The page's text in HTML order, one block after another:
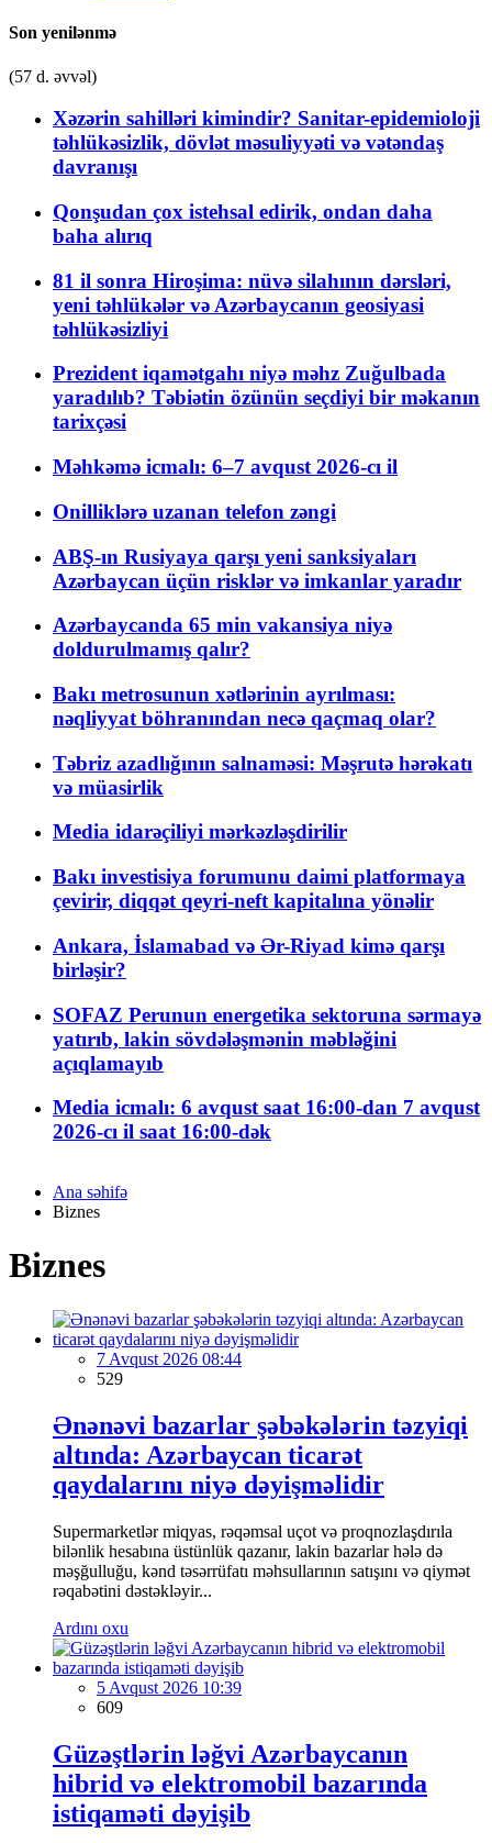
Son yenilənmə
(57 d. əvvəl)
Xəzərin sahilləri kimindir? Sanitar-epidemioloji
təhlükəsizlik, dövlət məsuliyyəti və vətəndaş
davranışı
Qonşudan çox istehsal edirik, ondan daha
baha alırıq
81 il sonra Hiroşima: nüvə silahının dərsləri,
yeni təhlükələr və Azərbaycanın geosiyasi
təhlükəsizliyi
Prezident iqamətgahı niyə məhz Zuğulbada
yaradılıb? Təbiətin özünün seçdiyi bir məkanın
tarixçəsi
Məhkəmə icmalı: 6–7 avqust 2026-cı il
Onilliklərə uzanan telefon zəngi
ABŞ-ın Rusiyaya qarşı yeni sanksiyaları
Azərbaycan üçün risklər və imkanlar yaradır
Azərbaycanda 65 min vakansiya niyə
doldurulmamış qalır?
Bakı metrosunun xətlərinin ayrılması:
nəqliyyat böhranından necə qaçmaq olar?
Təbriz azadlığının salnaməsi: Məşrutə hərəkatı
və müasirlik
Media idarəçiliyi mərkəzləşdirilir
Bakı investisiya forumunu daimi platformaya
çevirir, diqqət qeyri-neft kapitalına yönəlir
Ankara, İslamabad və Ər-Riyad kimə qarşı
birləşir?
SOFAZ Perunun energetika sektoruna sərmayə
yatırıb, lakin sövdələşmənin məbləğini
açıqlamayıb
Media icmalı: 6 avqust saat 16:00-dan 7 avqust
2026-cı il saat 16:00-dək
Ana səhifə
Biznes
Biznes
7 Avqust 2026 08:44
529
Ənənəvi bazarlar şəbəkələrin təzyiqi
altında: Azərbaycan ticarət
qaydalarını niyə dəyişməlidir
Supermarketlər miqyas, rəqəmsal uçot və proqnozlaşdırıla
bilənlik hesabına üstünlük qazanır, lakin bazarlar hələ də
məşğulluğu, kənd təsərrüfatı məhsullarının satışını və qiymət
rəqabətini dəstəkləyir...
Ardını oxu
5 Avqust 2026 10:39
609
Güzəştlərin ləğvi Azərbaycanın
hibrid və elektromobil bazarında
istiqaməti dəyişib